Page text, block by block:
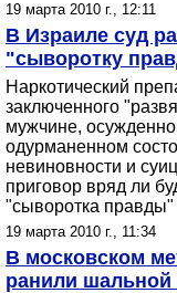
19 марта 2010 г., 12:11
В Израиле суд
"сыворотку
Наркотический
заключенного
мужчине,
одурманенном
невиновности и
приговор вряд ли
"сыворотка
19 марта 2010 г., 11:34
В московском
ранили шальной